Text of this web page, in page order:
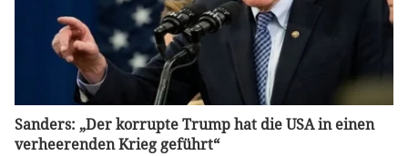
Sanders: „Der korrupte Trump hat die USA in einen
verheerenden Krieg geführt“